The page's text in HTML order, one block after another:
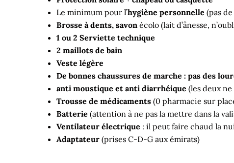
Le minimum pour l’hygiène personnelle (pas
Brosse à dents, savon écolo (lait d’ânesse,
1 ou 2 Serviette technique
2 maillots de bain
Veste légère
De bonnes chaussures de marche : pas des
anti moustique et anti diarrhéique (les deux
Trousse de médicaments (0 pharmacie sur
Batterie (attention à ne pas la mettre dans la
Ventilateur électrique : il peut faire chaud la
Adaptateur (prises C-D-G aux émirats)